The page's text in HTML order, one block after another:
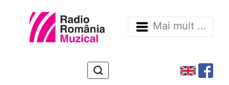
Mai mult ...